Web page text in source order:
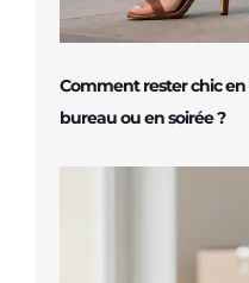
Comment rester chic
bureau ou en soirée ?